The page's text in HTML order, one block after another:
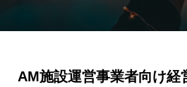
AM施設運営事業者向け経